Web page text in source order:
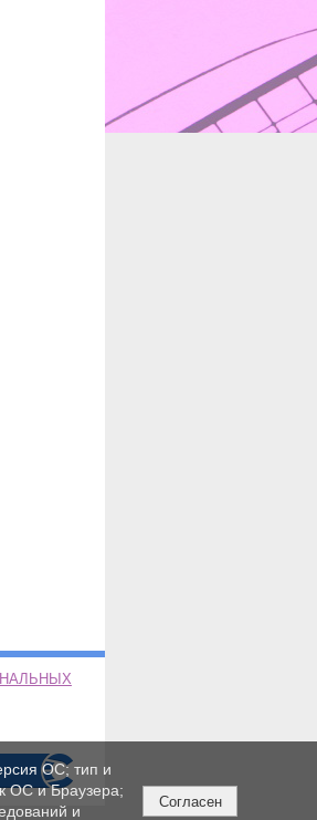
ОС; тип и
ОС и Браузера;
и
Согласен